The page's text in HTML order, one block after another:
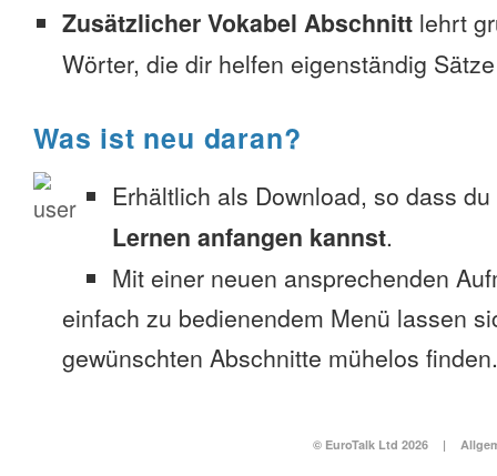
Zusätzlicher Vokabel Abschnitt lehrt
Wörter, die dir helfen eigenständig
Was ist neu daran?
Erhältlich als Download, so dass du
Lernen anfangen kannst.
Mit einer neuen ansprechenden
einfach zu bedienendem Menü lassen
gewünschten Abschnitte mühelos finden.
© EuroTalk Ltd 2026 |